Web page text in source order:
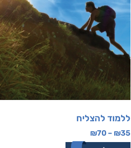
ללמוד להצליח
₪35
–
₪70